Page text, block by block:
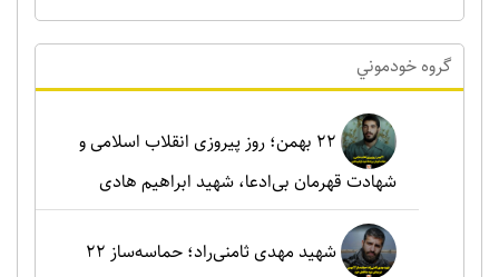
گروه خودموني
۲۲ بهمن؛ روز پیروزی انقلاب اسلامی و
شهادت قهرمان بی‌ادعا، شهید ابراهیم هادی
شهید مهدی ثامنی‌راد؛ حماسه‌ساز ۲۲